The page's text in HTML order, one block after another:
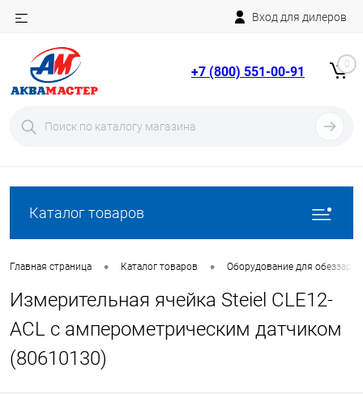
Вход для дилеров
+7 (800) 551-00-91 0
Каталог товаров
Главная страница • Каталог товаров • Оборудование для
Измерительная ячейка Steiel CLE12-
ACL с амперометрическим датчиком
(80610130)